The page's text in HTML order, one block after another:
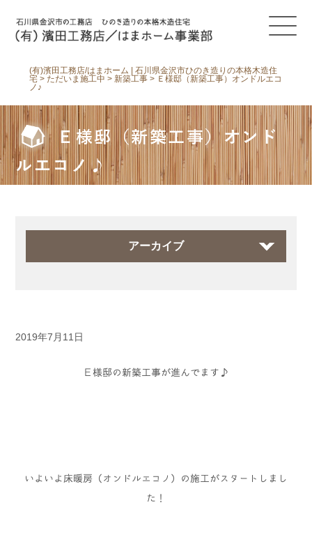
(有)濱田工務店/はまホーム | 石川県金沢市ひのき造りの本格木造住
宅 >ただいま施工中 > 新築工事 > Ｅ様邸（新築工事）オンドルエコ
ノ♪
Ｅ様邸（新築工事）オンド
ルエコノ♪
アーカイブ
2019年7月11日
Ｅ様邸の新築工事が進んでます♪
いよいよ床暖房（オンドルエコノ）の施工がスタートしまし
た！